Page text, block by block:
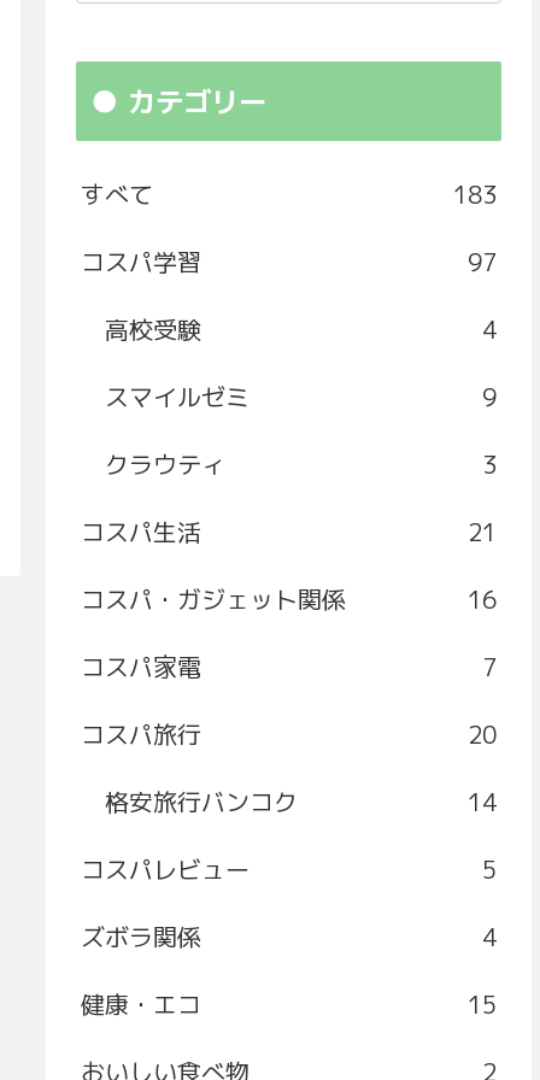
カテゴリー
すべて
183
コスパ学習
97
高校受験
4
スマイルゼミ
9
クラウティ
3
コスパ生活
21
コスパ・ガジェット関係
16
コスパ家電
7
コスパ旅行
20
格安旅行バンコク
14
コスパレビュー
5
ズボラ関係
4
健康・エコ
15
おいしい食べ物
2